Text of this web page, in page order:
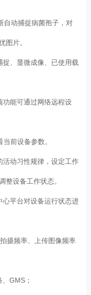
自动捕捉病菌孢子，对
图片。
、显微成像、已使用载
功能可通过网络远程设
当前设备参数。
动习性规律，设定工作
整设备工作状态。
平台对设备运行状态进
摄频率、上传图像频率
、GMS；